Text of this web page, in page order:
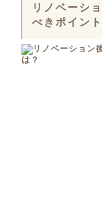
リノベーシ
べきポイン